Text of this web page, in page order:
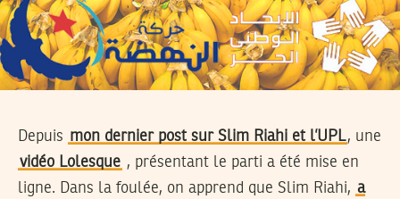
Depuis mon dernier post sur Slim Riahi et l’UPL, une
vidéo Lolesque , présentant le parti a été mise en
ligne. Dans la foulée, on apprend que Slim Riahi, a